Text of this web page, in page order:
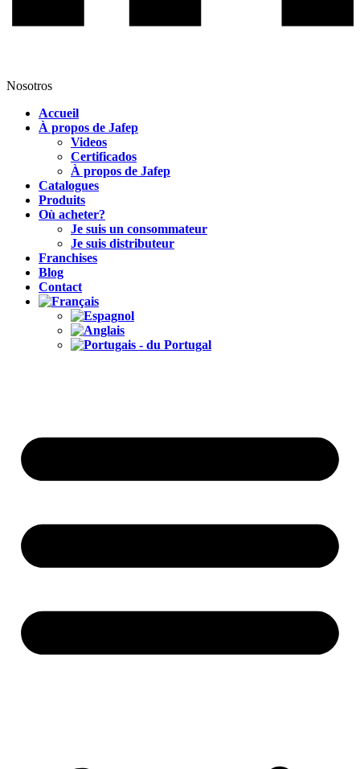
Nosotros
Accueil
À propos de Jafep
Videos
Certificados
À propos de Jafep
Catalogues
Produits
Où acheter?
Je suis un consommateur
Je suis distributeur
Franchises
Blog
Contact